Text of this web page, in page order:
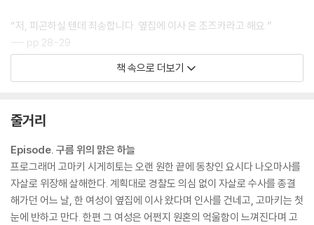
“저, 피곤하실 텐데 죄송합니다. 옆집에 이사 온 조즈카라고 해요.”
--- pp.28-29
“물론 비공식적으로요. 영감 있는 민간인이 수사에 협조한다는 게 알려지
이야기를 들으며 고마키는 머리를 싸쥐고 싶다는 생각으로 가득해졌다.
이게 무슨 소리야.
영능력자의 증언으로 수사를 해서 사건을 해결해왔다니…….
일본 경찰은 대체 어떻게 돌아가고 있는 거지?
--- p.70
책 속으로 더보기
줄거리
Episode. 구름 위의 맑은 하늘
프로그래머 고마키 시게히토는 오랜 원한 끝에 동창인 요시다 나오마사를
자살로 위장해 살해한다. 계획대로 경찰도 의심 없이 자살로 수사를 종결
해가던 어느 날, 한 여성이 옆집에 이사 왔다며 인사를 건네고, 고마키는 첫
눈에 반하고 만다. 한편 그 여성은 어쩐지 원혼의 억울함이 느껴진다며 고